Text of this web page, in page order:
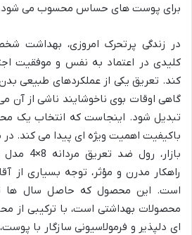
برای پوست های حساس محسوب می
در زندگی پرتحرک امروزی،
کلیدی در اعتماد به نفس و موفقیت
کند. تعریق یکی از عملکردهای طبیعی
گاهی اوقات بوی ناخوشایند ناشی از آن
تبدیل شود. اینجاست که انتخاب یک
باکیفیت اهمیت ویژه ای پیدا می کند.
بازار،
راهکار مدرن و مؤثر، توجه بسیاری از
است. این محصول که حاصل سال ها
محصولات بهداشتی است، با ترکیبی از
ای دلپذیر و فرمولاسیونی سازگار با